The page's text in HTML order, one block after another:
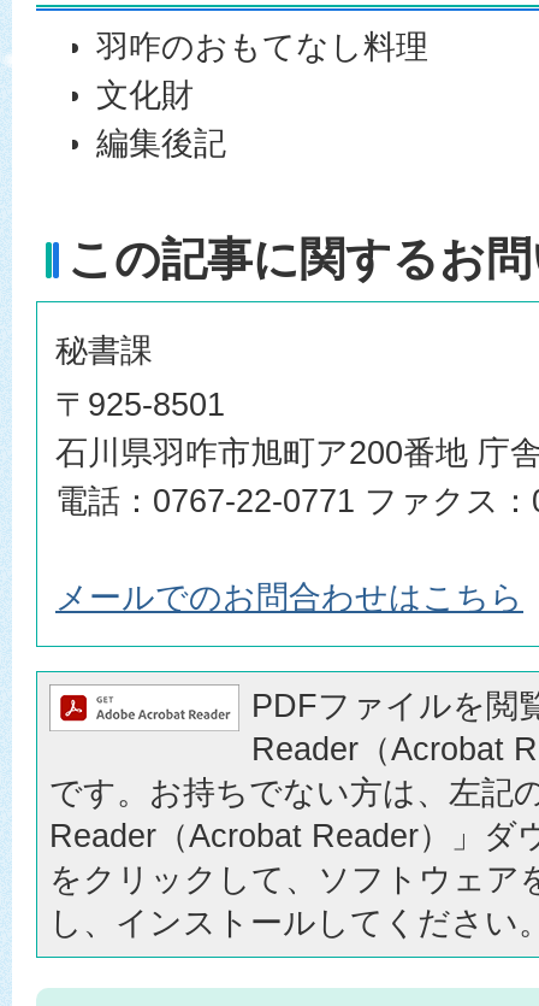
羽咋のおもてなし料理
文化財
編集後記
この記事に関するお
秘書課
〒925-8501
石川県羽咋市旭町ア200番地 庁
電話：0767-22-0771 ファクス
メールでのお問合わせはこちら
PDFファイルを閲
Reader（Acrobat
です。お持ちでない方は、左記
Reader（Acrobat Reader）」ダ
をクリックして、ソフトウェア
し、インストールしてください